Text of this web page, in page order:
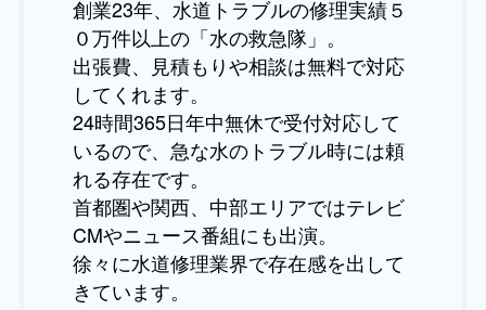
創業23年、水道トラブルの修理実績５
０万件以上の「水の救急隊」。
出張費、見積もりや相談は無料で対応
してくれます。
24時間365日年中無休で受付対応して
いるので、急な水のトラブル時には頼
れる存在です。
首都圏や関西、中部エリアではテレビ
CMやニュース番組にも出演。
徐々に水道修理業界で存在感を出して
きています。